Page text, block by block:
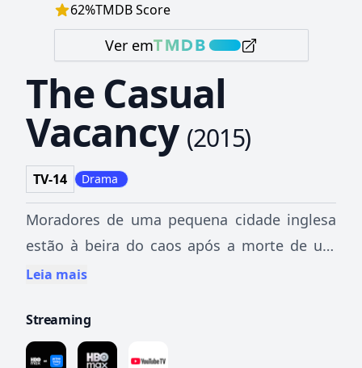
62%TMDB Score
Ver em
The Casual
Vacancy (2015)
TV-14 Drama
Moradores de uma pequena cidade inglesa
estão à beira do caos após a morte de um
dos membros do Conselho local.
Leia mais
Streaming